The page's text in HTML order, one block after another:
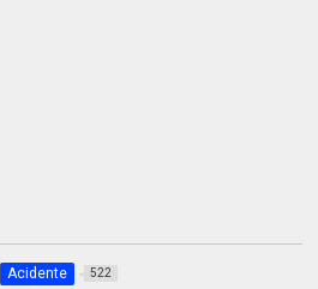
Acidente 522